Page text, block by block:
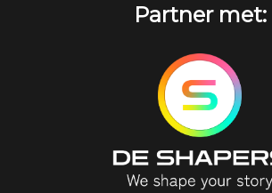
Partner met: